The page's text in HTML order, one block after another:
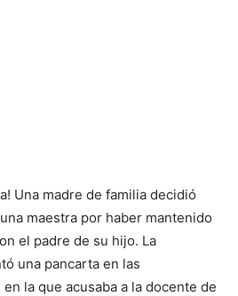
Una madre de familia decidió
maestra por haber mantenido
el padre de su hijo. La
una pancarta en las
la que acusaba a la docente de